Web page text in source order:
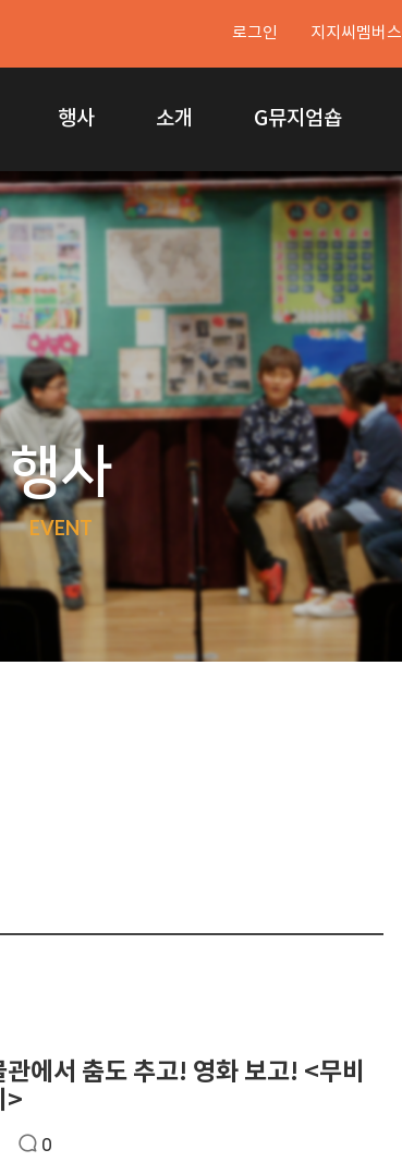
로그인 지지씨멤버스
행사 소개 G뮤지엄숍
행사
EVENT
관에서 춤도 추고! 영화 보고! <무비
>
0